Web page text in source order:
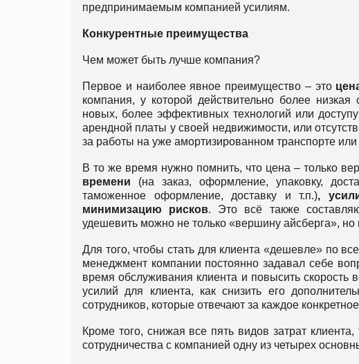
предпринимаемым компанией усилиям.
Конкурентные преимущества
Чем может быть лучше компания?
Первое и наиболее явное преимущество – это
компания, у которой действительно более
новых, более эффективных технологий или
арендной платы у своей недвижимости, или
за работы на уже амортизированном транспорте
В то же время нужно помнить, что цена – только
времени (на заказ, оформление, упаковку,
таможенное оформление, доставку и т.п.),
минимизацию рисков. Это всё также
удешевить можно не только «вершину айсберга», но
Для того, чтобы стать для клиента «дешевле» по
менеджмент компании постоянно задавал себе
время обслуживания клиента и повысить скорость
усилий для клиента, как снизить его
сотрудников, которые отвечают за каждое
Кроме того, снижая все пять видов затрат
сотрудничества с компанией одну из четырех